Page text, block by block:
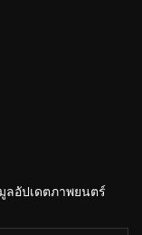
ลอัปเดตภาพยนตร์